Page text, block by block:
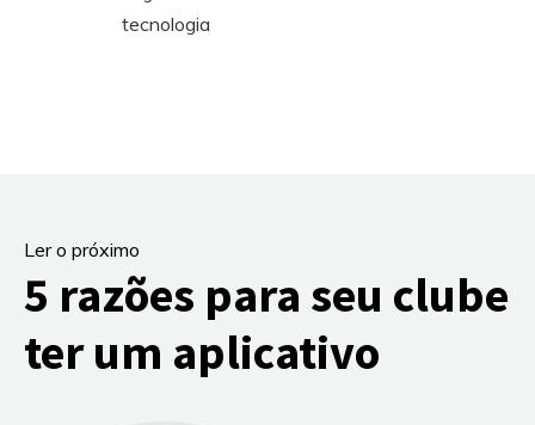
tecnologia
Ler o próximo
5 razões para seu clube
ter um aplicativo